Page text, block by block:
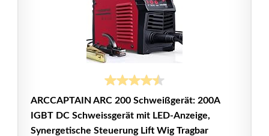
ARCCAPTAIN ARC 200 Schweißgerät: 200A
IGBT DC Schweissgerät mit LED-Anzeige,
Synergetische Steuerung Lift Wig Tragbar